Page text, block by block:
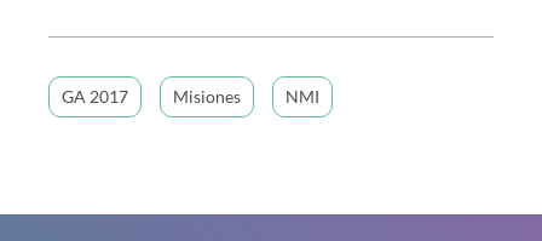
GA 2017 Misiones NMI